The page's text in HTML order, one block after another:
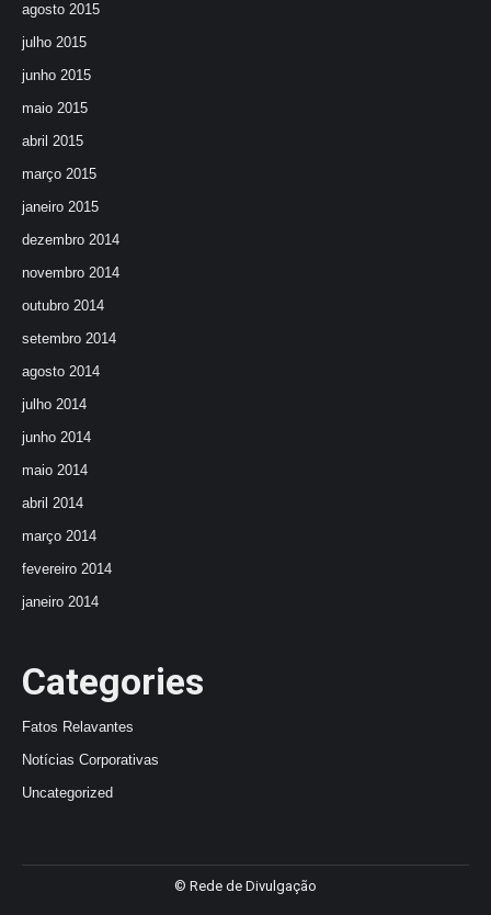
agosto 2015
julho 2015
junho 2015
maio 2015
abril 2015
março 2015
janeiro 2015
dezembro 2014
novembro 2014
outubro 2014
setembro 2014
agosto 2014
julho 2014
junho 2014
maio 2014
abril 2014
março 2014
fevereiro 2014
janeiro 2014
Categories
Fatos Relavantes
Notícias Corporativas
Uncategorized
© Rede de Divulgação